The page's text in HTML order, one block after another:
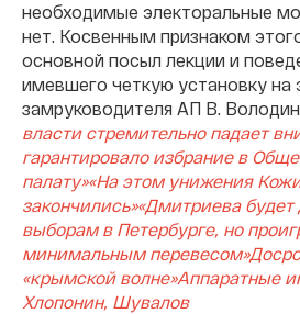
необходимые электоральные
нет. Косвенным признаком
основной посыл лекции и
имевшего четкую установку на
замруководителя АП В.
власти стремительно падает
гарантировало избрание в
палату»«На этом унижения
закончились»«Дмитриева
выборам в Петербурге, но
минимальным перевесом»
«крымской волне»Аппаратные
Хлопонин, Шувалов